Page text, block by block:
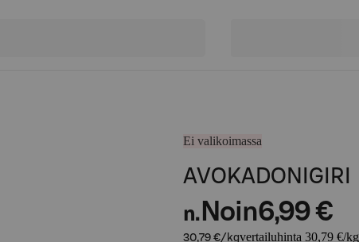
Ei valikoimassa
AVOKADONIGIRI
n. Noin6,99 €
30,79 €/kgvertailuhinta 30,79 €/kg